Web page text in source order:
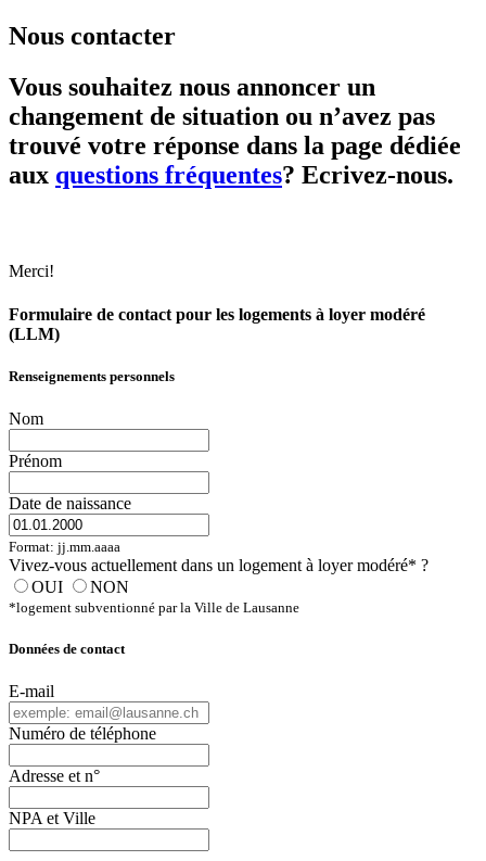
Nous contacter
Vous souhaitez nous annoncer un
changement de situation ou n’avez pas
trouvé votre réponse dans la page dédiée
aux questions fréquentes? Ecrivez-nous.
Merci!
Formulaire de contact pour les logements à loyer modéré
(LLM)
Renseignements personnels
Nom
Prénom
Date de naissance
Format: jj.mm.aaaa
Vivez-vous actuellement dans un logement à loyer modéré* ?
OUI
NON
*logement subventionné par la Ville de Lausanne
Données de contact
E-mail
Numéro de téléphone
Adresse et n°
NPA et Ville